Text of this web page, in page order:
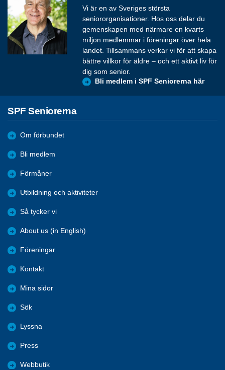
Vi är en av Sveriges största
seniororganisationer. Hos oss delar du
gemenskapen med närmare en kvarts
miljon medlemmar i föreningar över hela
landet. Tillsammans verkar vi för att skapa
bättre villkor för äldre – och ett aktivt liv för
dig som senior.
Bli medlem i SPF Seniorerna här
SPF Seniorerna
Om förbundet
Bli medlem
Förmåner
Utbildning och aktiviteter
Så tycker vi
About us (in English)
Föreningar
Kontakt
Mina sidor
Sök
Lyssna
Press
Webbutik